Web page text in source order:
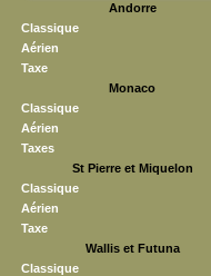
Andorre
Classique
Aérien
Taxe
Monaco
Classique
Aérien
Taxes
St Pierre et Miquelon
Classique
Aérien
Taxe
Wallis et Futuna
Classique